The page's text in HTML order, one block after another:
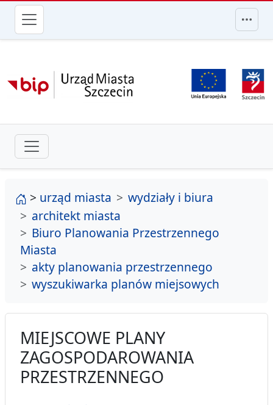
przejdź do głównego menu
strona główna
> urząd miasta
wydziały i biura
architekt miasta
Biuro Planowania Przestrzennego
Miasta
akty planowania przestrzennego
wyszukiwarka planów miejsowych
MIEJSCOWE PLANY
ZAGOSPODAROWANIA
PRZESTRZENNEGO